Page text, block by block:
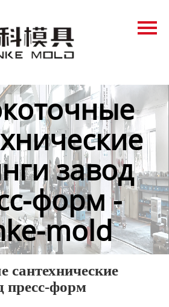
завод
форм -
mold
сантехнические
пресс-форм